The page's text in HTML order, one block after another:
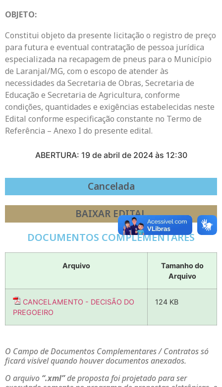
OBJETO:
Constitui objeto da presente licitação o registro de preço
para futura e eventual contratação de pessoa jurídica
especializada na recapagem de pneus para o Município
de Laranjal/MG, com o escopo de atender às
necessidades da Secretaria de Obras, Secretaria de
Educação e Secretaria de Agricultura, conforme
condições, quantidades e exigências estabelecidas neste
Edital conforme especificação constante no Termo de
Referência – Anexo I do presente edital.
ABERTURA: 19 de abril de 2024 às 12:30
Cancelada
BAIXAR EDITAL
DOCUMENTOS COMPLEMENTARES
Arquivo
Tamanho do
Arquivo
CANCELAMENTO - DECISÃO DO
PREGOEIRO
124 KB
O Campo de Documentos Complementares / Contratos só
ficará visível quando houver documentos anexados.
O arquivo “.xml”de proposta foi projetado para ser